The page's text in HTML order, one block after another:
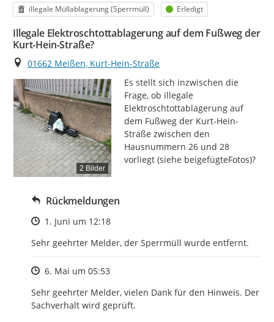
Kategorie
illegale Müllablagerung (Sperrmüll) Status
Erledigt
Illegale Elektroschtottablagerung auf dem Fußweg der
Kurt-Hein-Straße?
Ort
01662 Meißen, Kurt-Hein-Straße
2 Bilder
Es stellt sich inzwischen die
Frage, ob illegale
Elektroschtottablagerung auf
dem Fußweg der Kurt-Hein-
Straße zwischen den
Hausnummern 26 und 28
vorliegt (siehe beigefügteFotos)?
Rückmeldungen
Zeitpunkt des Erstellens
1. Juni um 12:18
Sehr geehrter Melder, der Sperrmüll wurde entfernt.
Zeitpunkt des Erstellens
6. Mai um 05:53
Sehr geehrter Melder, vielen Dank für den Hinweis. Der
Sachverhalt wird geprüft.